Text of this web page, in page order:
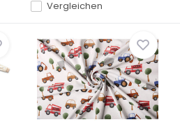
Vergleichen